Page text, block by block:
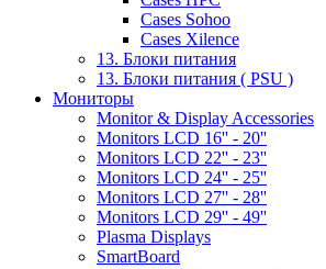
Cases Sohoo
Cases Xilence
13. Блоки питания
13. Блоки питания ( PSU )
Мониторы
Monitor & Display Accessories
Monitors LCD 16'' - 20''
Monitors LCD 22'' - 23''
Monitors LCD 24'' - 25''
Monitors LCD 27'' - 28''
Monitors LCD 29'' - 49''
Plasma Displays
SmartBoard